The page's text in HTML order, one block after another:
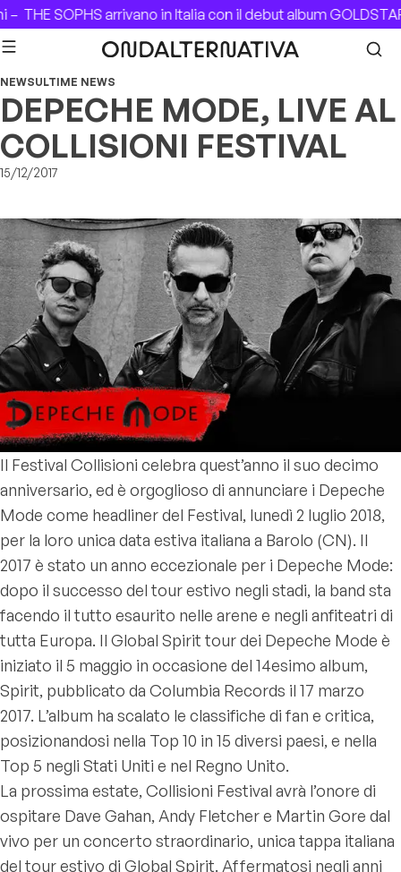
Skip to content
–THE SOPHS arrivano in Italia con il debut album
NEWSULTIME NEWS
DEPECHE MODE, LIVE AL
COLLISIONI FESTIVAL
15/12/2017
Il Festival Collisioni celebra quest’anno il suo decimo
anniversario, ed è orgoglioso di annunciare i Depeche
Mode come headliner del Festival, lunedì 2 luglio 2018,
per la loro unica data estiva italiana a Barolo (CN). Il
2017 è stato un anno eccezionale per i Depeche Mode:
dopo il successo del tour estivo negli stadi, la band sta
facendo il tutto esaurito nelle arene e negli anfiteatri di
tutta Europa. Il Global Spirit tour dei Depeche Mode è
iniziato il 5 maggio in occasione del 14esimo album,
Spirit, pubblicato da Columbia Records il 17 marzo
2017. L’album ha scalato le classifiche di fan e critica,
posizionandosi nella Top 10 in 15 diversi paesi, e nella
Top 5 negli Stati Uniti e nel Regno Unito.
La prossima estate, Collisioni Festival avrà l’onore di
ospitare Dave Gahan, Andy Fletcher e Martin Gore dal
vivo per un concerto straordinario, unica tappa italiana
del tour estivo di Global Spirit. Affermatosi negli anni